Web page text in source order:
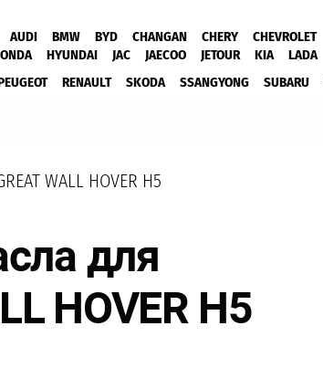
AUDI BMW BYD CHANGAN CHERY CHEVROLET
HYUNDAI JAC JAECOO JETOUR KIA LADA
RENAULT SKODA SSANGYONG SUBARU
WALL HOVER H5
для
HOVER H5